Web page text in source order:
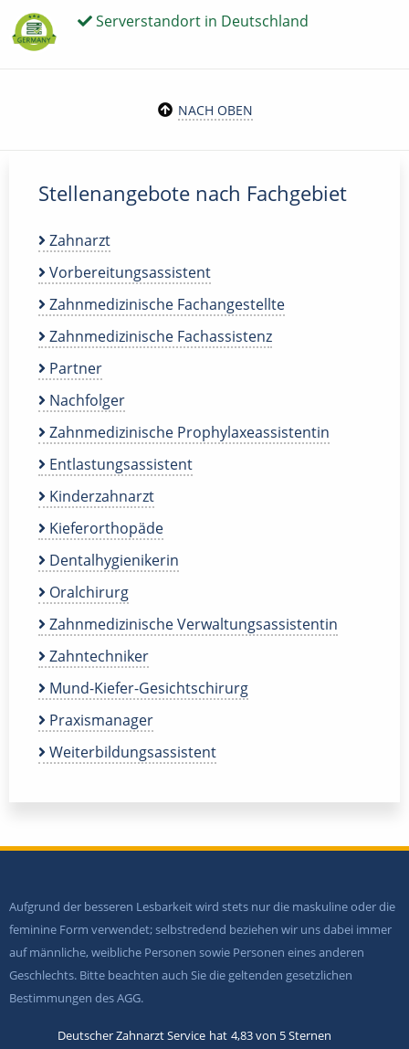
Serverstandort in Deutschland
NACH OBEN
Stellenangebote nach Fachgebiet
Zahnarzt
Vorbereitungsassistent
Zahnmedizinische Fachangestellte
Zahnmedizinische Fachassistenz
Partner
Nachfolger
Zahnmedizinische Prophylaxeassistentin
Entlastungsassistent
Kinderzahnarzt
Kieferorthopäde
Dentalhygienikerin
Oralchirurg
Zahnmedizinische Verwaltungsassistentin
Zahntechniker
Mund-Kiefer-Gesichtschirurg
Praxismanager
Weiterbildungsassistent
Aufgrund der besseren Lesbarkeit wird stets nur die maskuline oder die
feminine Form verwendet; selbstredend beziehen wir uns dabei immer
auf männliche, weibliche Personen sowie Personen eines anderen
Geschlechts. Bitte beachten auch Sie die geltenden gesetzlichen
Bestimmungen des AGG.
Deutscher Zahnarzt Service hat 4,83von 5Sternen